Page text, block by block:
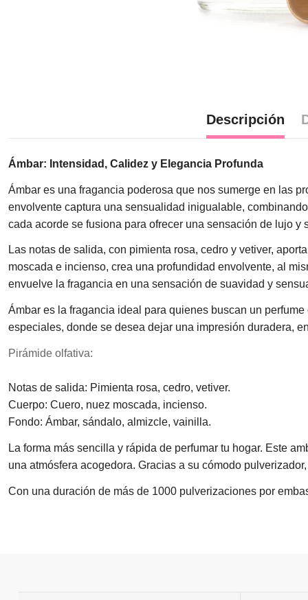
Descripción
Ámbar: Intensidad, Calidez y Elegancia Profunda
Ámbar es una fragancia poderosa que nos sumerge en las
envolvente captura una sensualidad inigualable,
cada acorde se fusiona para ofrecer una sensación de lujo y
Las notas de salida, con pimienta rosa, cedro y vetiver,
moscada e incienso, crea una profundidad envolvente, al
envuelve la fragancia en una sensación de suavidad y
Ámbar es la fragancia ideal para quienes buscan un
especiales, donde se desea dejar una impresión duradera,
Pirámide olfativa:
Notas de salida: Pimienta rosa, cedro, vetiver.
Cuerpo: Cuero, nuez moscada, incienso.
Fondo: Ámbar, sándalo, almizcle, vainilla.
La forma más sencilla y rápida de perfumar tu hogar. Este
una atmósfera acogedora. Gracias a su cómodo
Con una duración de más de 1000 pulverizaciones por